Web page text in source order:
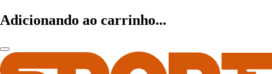
Adicionando ao carrinho...